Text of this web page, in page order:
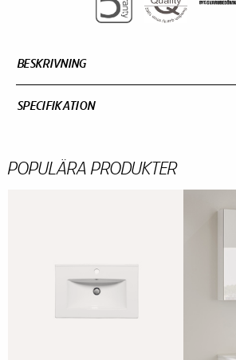
BESKRIVNING
SPECIFIKATION
POPULÄRA PRODUKTER